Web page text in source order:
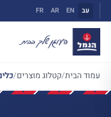
לתוכן
עב EN
AR
FR
עמוד הבית/קטלוג מוצרים/